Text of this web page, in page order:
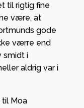
til rigtig fine
være, at
gode
værre end
smidt i
aldrig var i
til Moa